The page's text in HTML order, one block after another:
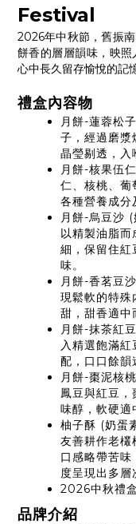
Festival
2026年中秋節，舊振
餅香的層層韻味，映
心中長久留存愉悅的記憶
禮盒內容物
月餅-蓮蓉松
子，經過磨漿
晶瑩剔透，入
月餅-核果伍
仁、核桃、葡
各種營養成分
月餅-烏豆沙
以精製油脂
細，保留住紅
味。
月餅-香茗豆
現鬆軟的特殊
甜，甜香適中
月餅-抹茶紅
入精選飽滿
配，口口餘韻
月餅-棗泥核
鳳豆與紅豆
味醇，軟硬適
柚子酥 (奶蛋
友善耕作老欉
口感略帶苦
度呈現出多層
2026中秋禮
品牌介紹